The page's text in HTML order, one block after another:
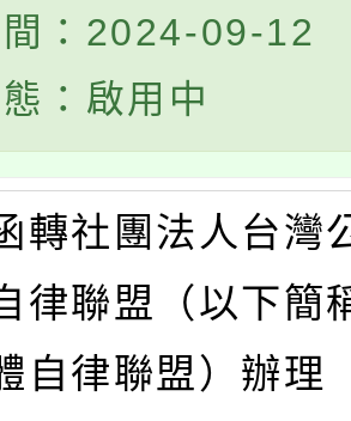
：2024-09-12
：啟用中
轉社團法人台灣
律聯盟（以下簡
自律聯盟）辦理